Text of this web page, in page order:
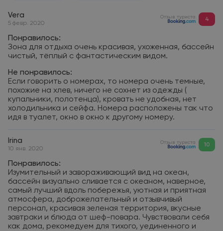
Vera
5 февр. 2020
Отзыв туриста 4
Понравилось:
Зона для отдыха очень красивая, ухоженная, бассейн
чистый, тёплый с фантастическим видом.
Не понравилось:
Если говорить о номерах, то номера очень темные,
похожие на хлев, ничего не сохнет из одежды (
купальники, полотенца), кровать не удобная, нет
холодильника и сейфа. Номера расположены так что
идя в туалет, окно в окно к другому номеру.
Irina
10 янв. 2020
Отзыв туриста 10
Понравилось:
Изумительный и завораживающий вид на океан,
бассейн визуально сливается с океаном, наверное,
самый лучший вдоль побережья, уютная и приятная
атмосфера, доброжелательный и отзывчивый
персонал, красивая зеленая территория, вкусные
завтраки и блюда от шеф-повара. Чувствовали себя
как дома, рекомедуем для тихого, уединенного и